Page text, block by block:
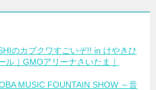
のカブクワすごいぞ!! in けやきひ
ル｜GMOアリーナさいたま｜
MUSIC FOUNTAIN SHOW ～音